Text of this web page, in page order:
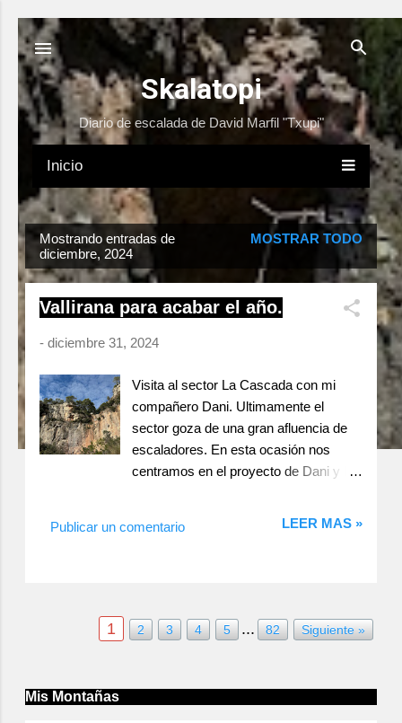
Ir al contenido principal
Skalatopi
Diario de escalada de David Marfil "Txupi"
Inicio
E
t
Mostrando entradas de
diciembre, 2024
MOSTRAR TODO
Vallirana para acabar el año.
- diciembre 31, 2024
Visita al sector La Cascada con mi
compañero Dani. Ultimamente el
sector goza de una gran afluencia de
escaladores. En esta ocasión nos
centramos en el proyecto de Dani y le
encadene de la poderosa vía y una
de un desplome, desde aquí a la
cadena, la vía no da tregua, primero
llegar a la sección mas dura de
pequeñas regletas y pasos largos en
Publicar un comentario LEER MAS »
1 2 3 4 5 ... 82 Siguiente »
Mis Montañas